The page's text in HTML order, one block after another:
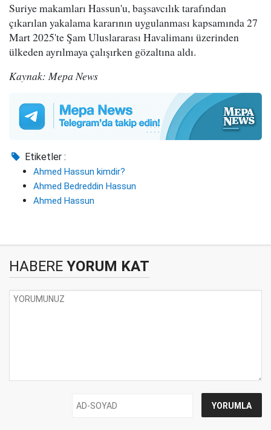
Suriye makamları Hassun'u, başsavcılık tarafından
çıkarılan yakalama kararının uygulanması kapsamında 27
Mart 2025'te Şam Uluslararası Havalimanı üzerinden
ülkeden ayrılmaya çalışırken gözaltına aldı.
Kaynak: Mepa News
Etiketler :
Ahmed Hassun kimdir?
Ahmed Bedreddin Hassun
Ahmed Hassun
HABERE YORUM KAT